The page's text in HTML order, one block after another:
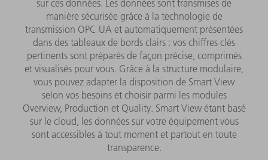
sur ces données. Les données sont transmises de
manière sécurisée grâce à la technologie de
transmission OPC UA et automatiquement présentées
dans des tableaux de bords clairs : vos chiffres clés
pertinents sont préparés de façon précise, comprimés
et visualisés pour vous. Grâce à la structure modulaire,
vous pouvez adapter la disposition de Smart View
selon vos besoins et choisir parmi les modules
Overview, Production et Quality. Smart View étant basé
sur le cloud, les données sur votre équipement vous
sont accessibles à tout moment et partout en toute
transparence.